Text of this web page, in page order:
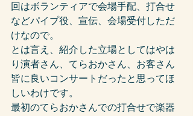
回はボランティアで会場手配、打合せ
などパイプ役、宣伝、会場受付しただ
けなので。
とは言え、紹介した立場としてはやは
り演者さん、てらおかさん、お客さん
皆に良いコンサートだったと思ってほ
しいわけです。
最初のてらおかさんでの打合せで楽器